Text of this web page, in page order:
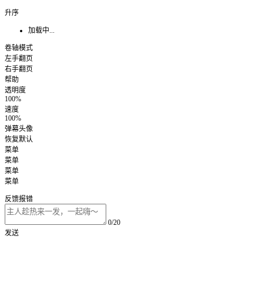
升序
加载中...
卷轴模式
左手翻页
右手翻页
帮助
透明度
100%
速度
100%
弹幕头像
恢复默认
菜单
菜单
菜单
菜单
反馈报错
0/20
发送